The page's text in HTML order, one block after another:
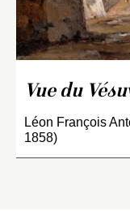
Vue du
Léon François
1858)